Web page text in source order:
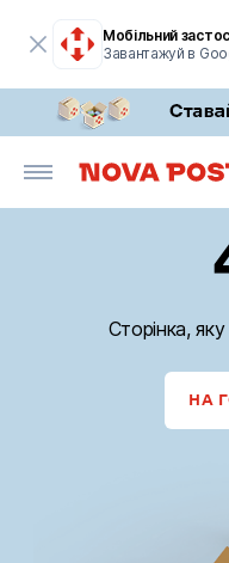
Мобільний
Завантажуй в
Сторінка,
НА